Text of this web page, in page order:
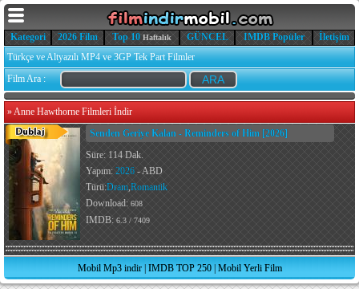
Kategori 2026 Film Top 10 Haftalık GÜNCEL IMDB Popüler
İletişim
Türkçe ve Altyazılı MP4 ve 3GP Tek Part Filmler
Film Ara :
»Anne Hawthorne Filmleri İndir
Senden Geriye Kalan - Reminders of Him [2026]
Süre: 114 Dak.
Yapım: 2026 - ABD
Türü:Dram,Romantik
Download: 608
IMDB: 6.3 / 7409
Mobil Mp3 indir| IMDB TOP 250| Mobil Yerli Film